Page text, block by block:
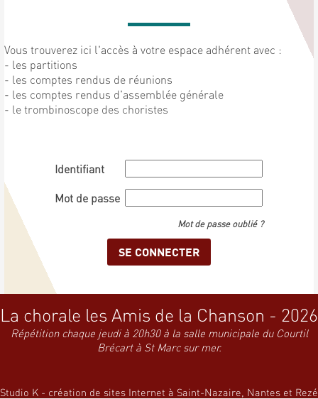
Vous trouverez ici l'accès à votre espace adhérent avec :
- les partitions
- les comptes rendus de réunions
- les comptes rendus d'assemblée générale
- le trombinoscope des choristes
Identifiant
Mot de passe
Mot de passe oublié ?
La chorale les Amis de la Chanson - 2026
Répétition chaque jeudi à 20h30 à la salle municipale du Courtil
Brécart à St Marc sur mer.
Studio K - création de sites Internet à Saint-Nazaire, Nantes et Rezé